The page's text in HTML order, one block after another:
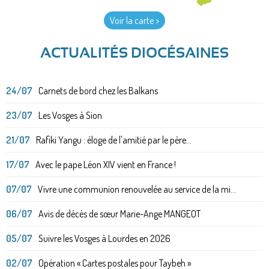
Voir la carte >
ACTUALITÉS DIOCÉSAINES
24/07 Carnets de bord chez les Balkans
23/07 Les Vosges à Sion
21/07 Rafiki Yangu : éloge de l'amitié par le père...
17/07 Avec le pape Léon XIV vient en France !
07/07 Vivre une communion renouvelée au service de la mi...
06/07 Avis de décès de sœur Marie-Ange MANGEOT
05/07 Suivre les Vosges à Lourdes en 2026
02/07 Opération « Cartes postales pour Taybeh »